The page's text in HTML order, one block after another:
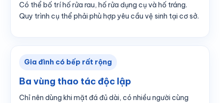
Có thể bố trí hố rửa rau, hố rửa dụng cụ và hố tráng.
Quy trình cụ thể phải phù hợp yêu cầu vệ sinh tại cơ sở.
Gia đình có bếp rất rộng
Ba vùng thao tác độc lập
Chỉ nên dùng khi mặt đá đủ dài, có nhiều người cùng